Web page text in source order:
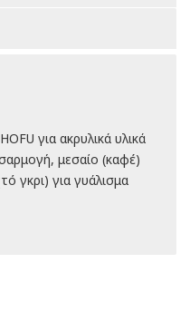
για ακρυλικά υλικά
μεσαίο (καφέ)
γκρι) για γυάλισμα